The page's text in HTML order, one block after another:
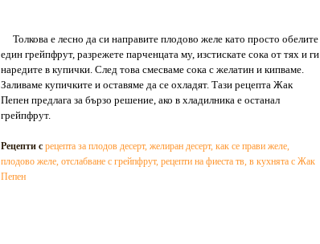
Толкова е лесно да си направите плодово желе като просто обелите
един грейпфрут, разрежете парченцата му, изстискате сока от тях и ги
наредите в купички. След това смесваме сока с желатин и кипваме.
Заливаме купичките и оставяме да се охладят. Тази рецепта Жак
Пепен предлага за бързо решение, ако в хладилника е останал
грейпфрут.
Рецепти с рецепта за плодов десерт, желиран десерт, как се прави желе,
плодово желе, отслабване с грейпфрут, рецепти на фиеста тв, в кухнята с Жак
Пепен